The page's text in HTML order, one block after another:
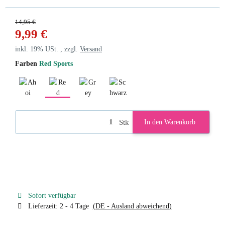
14,95 €
9,99 €
inkl. 19% USt. , zzgl. Versand
Farben Red Sports
Stk In den Warenkorb
Sofort verfügbar
Lieferzeit: 2 - 4 Tage (DE - Ausland abweichend)